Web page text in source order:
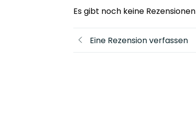
Es gibt noch keine Rezensionen
Eine Rezension verfassen